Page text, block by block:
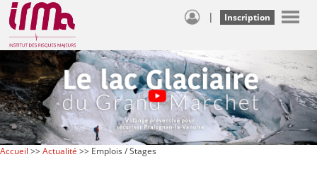
| Inscription
Accueil >>Actualité >> Emplois / Stages